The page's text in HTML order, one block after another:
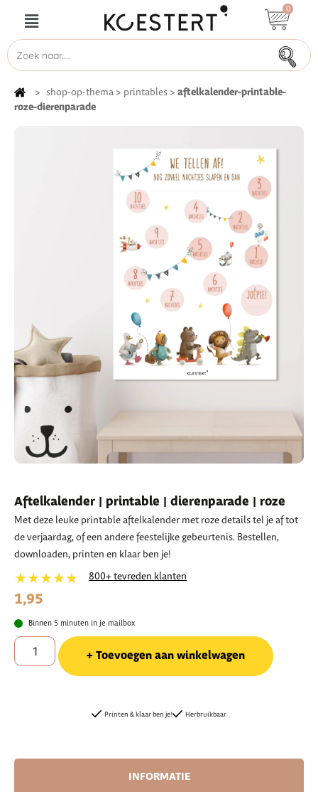
0
> shop-op-thema > printables > aftelkalender-printable-
roze-dierenparade
Aftelkalender | printable | dierenparade | roze
Met deze leuke printable aftelkalender met roze details tel je af tot
de verjaardag, of een andere feestelijke gebeurtenis. Bestellen,
downloaden, printen en klaar ben je!
★★★★★ 800+ tevreden klanten
1,95
Binnen 5 minuten in je mailbox
Toevoegen aan winkelwagen
Printen & klaar ben je! Herbruikbaar
INFORMATIE